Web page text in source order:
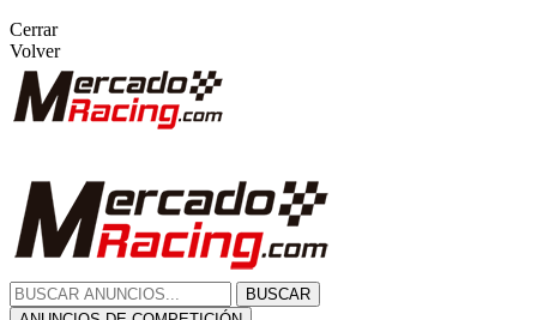
Cerrar
Volver
BUSCAR
ANUNCIOS DE COMPETICIÓN